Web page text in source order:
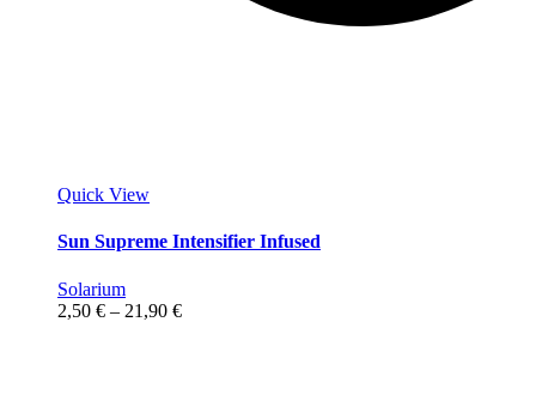
Quick View
Sun Supreme Intensifier Infused
Solarium
2,50 € – 21,90 €Preisspanne: